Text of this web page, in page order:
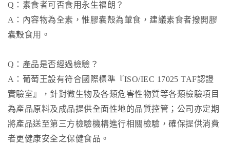
Q：素食者可否食用永生福朗？
A：內容物為全素，惟膠囊殼為葷食，建議素食者撥開膠
囊殼食用。
Q：產品是否經過檢驗？
A：葡萄王設有符合國際標準『ISO/IEC 17025 TAF認證
實驗室』，針對微生物及各類危害性物質等各類檢驗項目
為產品原料及成品提供全面性地的品質控管；公司亦定期
將產品送至第三方檢驗機構進行相關檢驗，確保提供消費
者更健康安全之保健食品。